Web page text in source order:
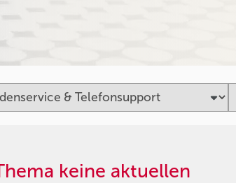
keine aktuellen